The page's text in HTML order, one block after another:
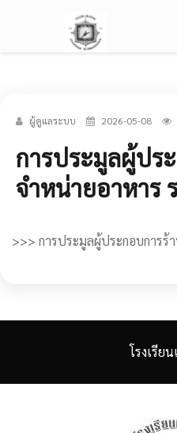
ผู้ดูแลระบบ 2026-05-08
การประมูลผู้ปร
จำหน่ายอาหาร
>>> การประมูลผู้ประกอบการร้
โรงเรีย